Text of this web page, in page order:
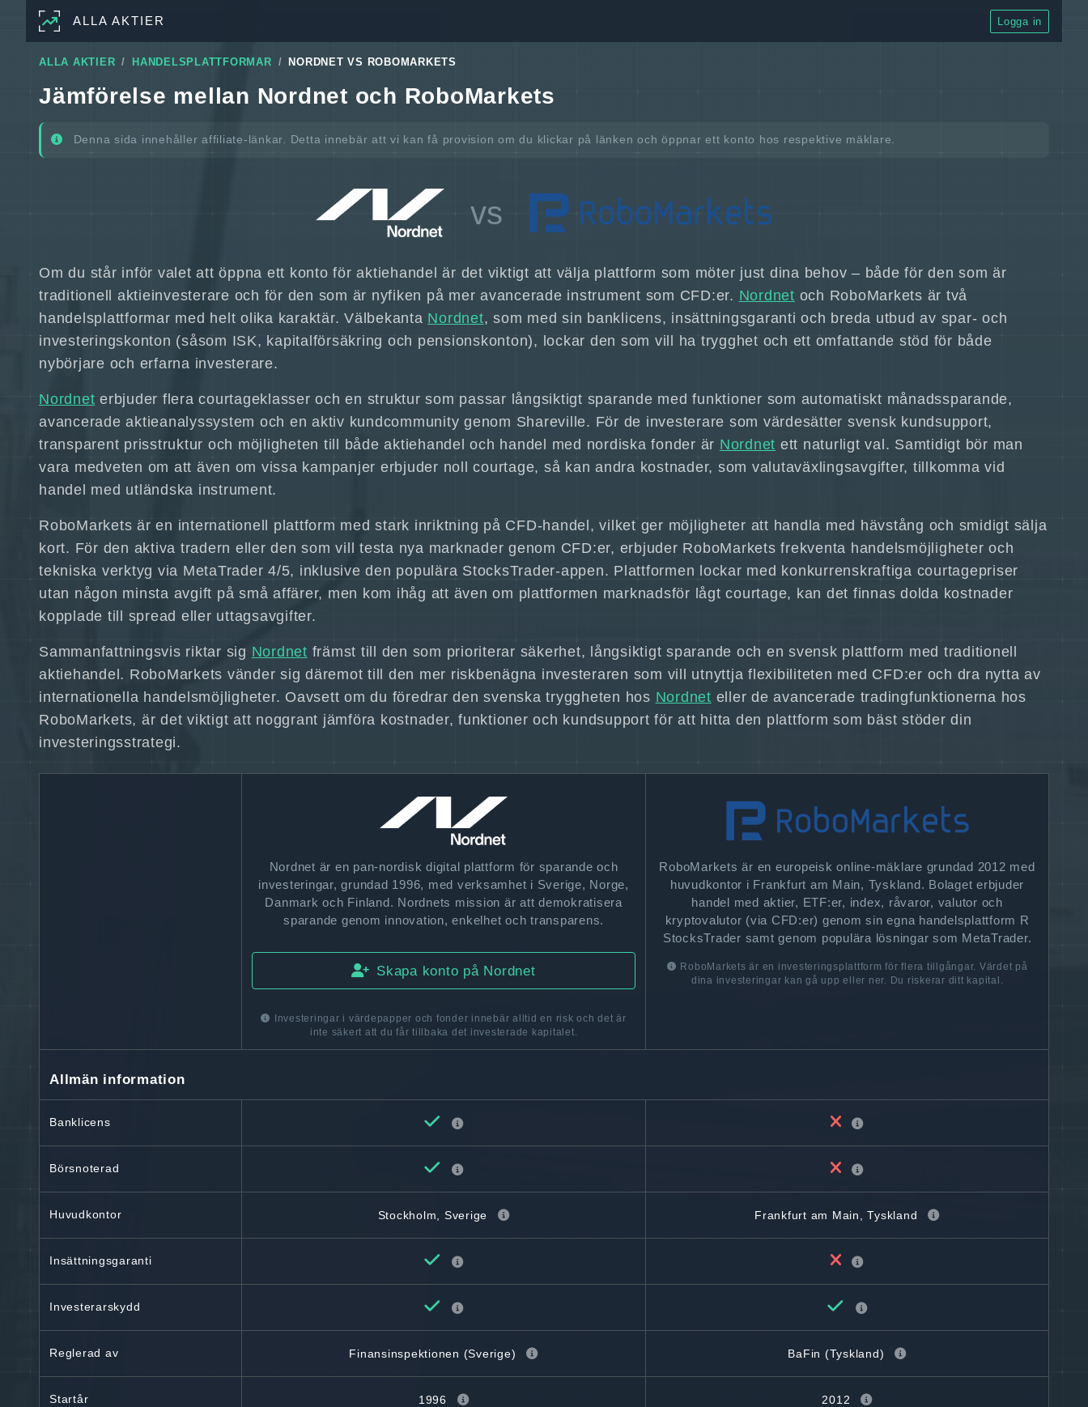
ALLA AKTIER Logga in
ALLA AKTIER HANDELSPLATTFORMAR NORDNET VS ROBOMARKETS
Jämförelse mellan Nordnet och RoboMarkets
Denna sida innehåller affiliate-länkar. Detta innebär att vi kan få provision om du klickar på länken och öppnar ett konto hos respektive mäklare.
vs
Om du står inför valet att öppna ett konto för aktiehandel är det viktigt att välja plattform som möter just dina behov – både för den som är
traditionell aktieinvesterare och för den som är nyfiken på mer avancerade instrument som CFD:er. Nordnet och RoboMarkets är två
handelsplattformar med helt olika karaktär. Välbekanta Nordnet, som med sin banklicens, insättningsgaranti och breda utbud av spar- och
investeringskonton (såsom ISK, kapitalförsäkring och pensionskonton), lockar den som vill ha trygghet och ett omfattande stöd för både
nybörjare och erfarna investerare.
Nordnet erbjuder flera courtageklasser och en struktur som passar långsiktigt sparande med funktioner som automatiskt månadssparande,
avancerade aktieanalyssystem och en aktiv kundcommunity genom Shareville. För de investerare som värdesätter svensk kundsupport,
transparent prisstruktur och möjligheten till både aktiehandel och handel med nordiska fonder är Nordnet ett naturligt val. Samtidigt bör man
vara medveten om att även om vissa kampanjer erbjuder noll courtage, så kan andra kostnader, som valutaväxlingsavgifter, tillkomma vid
handel med utländska instrument.
RoboMarkets är en internationell plattform med stark inriktning på CFD-handel, vilket ger möjligheter att handla med hävstång och smidigt sälja
kort. För den aktiva tradern eller den som vill testa nya marknader genom CFD:er, erbjuder RoboMarkets frekventa handelsmöjligheter och
tekniska verktyg via MetaTrader 4/5, inklusive den populära StocksTrader-appen. Plattformen lockar med konkurrenskraftiga courtagepriser
utan någon minsta avgift på små affärer, men kom ihåg att även om plattformen marknadsför lågt courtage, kan det finnas dolda kostnader
kopplade till spread eller uttagsavgifter.
Sammanfattningsvis riktar sig Nordnet främst till den som prioriterar säkerhet, långsiktigt sparande och en svensk plattform med traditionell
aktiehandel. RoboMarkets vänder sig däremot till den mer riskbenägna investeraren som vill utnyttja flexibiliteten med CFD:er och dra nytta av
internationella handelsmöjligheter. Oavsett om du föredrar den svenska tryggheten hos Nordnet eller de avancerade tradingfunktionerna hos
RoboMarkets, är det viktigt att noggrant jämföra kostnader, funktioner och kundsupport för att hitta den plattform som bäst stöder din
investeringsstrategi.
Nordnet är en pan-nordisk digital plattform för sparande och
investeringar, grundad 1996, med verksamhet i Sverige, Norge,
Danmark och Finland. Nordnets mission är att demokratisera
sparande genom innovation, enkelhet och transparens.
Skapa konto på Nordnet
Investeringar i värdepapper och fonder innebär alltid en risk och det är
inte säkert att du får tillbaka det investerade kapitalet.
RoboMarkets är en europeisk online-mäklare grundad 2012 med
huvudkontor i Frankfurt am Main, Tyskland. Bolaget erbjuder
handel med aktier, ETF:er, index, råvaror, valutor och
kryptovalutor (via CFD:er) genom sin egna handelsplattform R
StocksTrader samt genom populära lösningar som MetaTrader.
RoboMarkets är en investeringsplattform för flera tillgångar. Värdet på
dina investeringar kan gå upp eller ner. Du riskerar ditt kapital.
Allmän information
Banklicens
Börsnoterad
Huvudkontor Stockholm, Sverige Frankfurt am Main, Tyskland
Insättningsgaranti
Investerarskydd
Reglerad av Finansinspektionen (Sverige) BaFin (Tyskland)
Startår 1996 2012